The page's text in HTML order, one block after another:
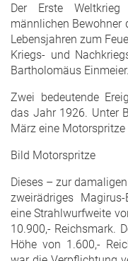
Der Erste
männlichen Bewohner
Lebensjahren zum
Kriegs- und
Bartholomäus Einmeier.
Zwei bedeutende
das Jahr 1926. Unter
März eine
Bild Motorspritze
Dieses – zur
zweirädriges
eine Strahlwurfweite
10.900,- Reichsmark.
Höhe von 1.600,-